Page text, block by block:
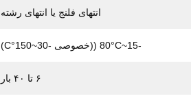
انتهای فلنج یا انتهای رشته
-15~80°C ((خصوصی -30~150°C)
۶ تا ۴۰ بار